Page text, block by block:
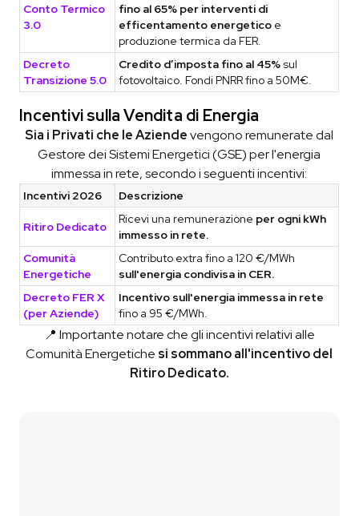
Conto Termico
3.0
fino al 65% per interventi di
efficentamento energetico e
produzione termica da FER.
Decreto
Transizione 5.0
Credito d’imposta fino al 45% sul
fotovoltaico. Fondi PNRR fino a 50M€.
Incentivi sulla Vendita di Energia
Sia i Privati che le Aziendevengono remunerate dal
Gestore dei Sistemi Energetici (GSE) per l'energia
immessa in rete, secondo i seguenti incentivi:
Incentivi 2026 Descrizione
Ritiro Dedicato
Ricevi una remunerazione per ogni kWh
immesso in rete.
Comunità
Energetiche
Contributo extra fino a 120 €/MWh
sull'energia condivisa in CER.
Decreto FER X
(per Aziende)
Incentivo sull'energia immessa in rete
fino a 95 €/MWh.
📍 Importante notare che gli incentivi relativi alle
Comunità Energetiche si sommano all'incentivo del
Ritiro Dedicato.